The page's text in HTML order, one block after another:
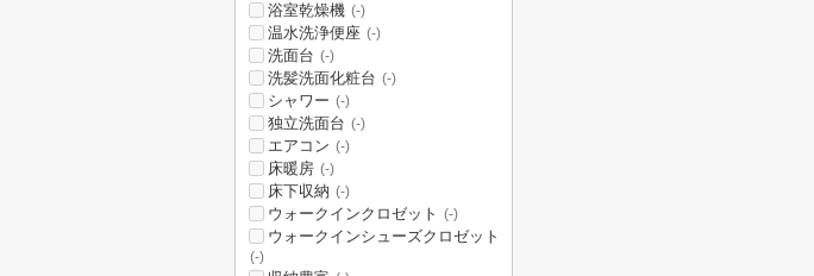
浴室乾燥機 (-)
温水洗浄便座 (-)
洗面台 (-)
洗髪洗面化粧台 (-)
シャワー (-)
独立洗面台 (-)
エアコン (-)
床暖房 (-)
床下収納 (-)
ウォークインクロゼット (-)
ウォークインシューズクロゼット
(-)